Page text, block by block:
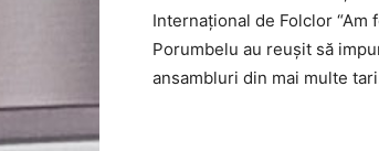
Internațional de Folclor “Am
Porumbelu au reușit să
ansambluri din mai multe